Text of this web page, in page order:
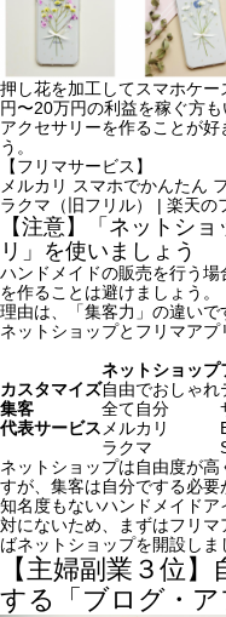
押し花を加工してスマホケー
円〜20万円の利益を稼ぐ方も
アクセサリーを作ることが
う。
【フリマサービス】
メルカリ スマホでかんたん
ラクマ（旧フリル） | 楽天の
【注意】「ネットシ
リ」を使いましょう
ハンドメイドの販売を行う場
を作ることは避けましょう。
理由は、
「集客力」の違いで
ネットショップとフリマアプ
ネットショップ
カスタマイズ自由でおしゃれ
集客
全て自分
代表サービスメルカリ
ラクマ
ネットショップは自由度が
すが、 集客は自分でする必要
知名度もないハンドメイド
対にないため、まずはフリ
ばネットショップを開設しま
【主婦副業３位
する「ブログ・ア